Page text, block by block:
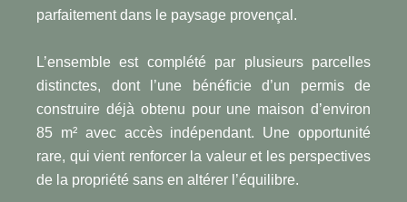
parfaitement dans le paysage provençal.
L’ensemble est complété par plusieurs parcelles
distinctes, dont l’une bénéficie d’un permis de
construire déjà obtenu pour une maison d’environ
85 m² avec accès indépendant. Une opportunité
rare, qui vient renforcer la valeur et les perspectives
de la propriété sans en altérer l’équilibre.